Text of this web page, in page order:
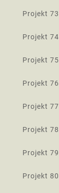
Projekt 73
Projekt 74
Projekt 75
Projekt 76
Projekt 77
Projekt 78
Projekt 79
Projekt 80